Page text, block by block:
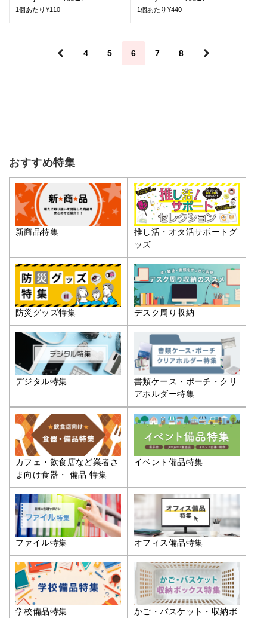
1個あたり¥110 1個あたり¥440
＜ 4 5 6 7 8 ＞
おすすめ特集
新商品特集
推し活・オタ活サポートグ
ッズ
防災グッズ特集 デスク周り収納
デジタル特集
書類ケース・ポーチ・クリ
アホルダー特集
カフェ・飲食店など業者さ
ま向け食器・ 備品 特集
イベント備品特集
ファイル特集 オフィス備品特集
学校備品特集
かご・バスケット・収納ボ